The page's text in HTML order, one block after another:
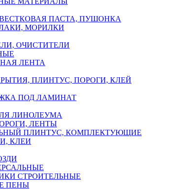
ПАСТА, ПУШОНКА
МОРИЛКИ
ОЧИСТИТЕЛИ
ЛЕНТА
ПЛИНТУС, ПОРОГИ, КЛЕЙ
ПОД ЛАМИНАТ
ЛИНОЛЕУМА
ЛЕНТЫ
ПЛИНТУС, КОМПЛЕКТУЮЩИЕ
КЛЕИ
СТРОИТЕЛЬНЫЕ
ПЕНЫ